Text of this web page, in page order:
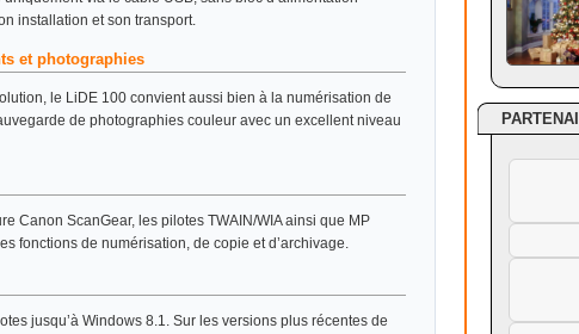
installation et son transport.
et photographies
le LiDE 100 convient aussi bien à la numérisation de
de photographies couleur avec un excellent niveau
Canon ScanGear, les pilotes TWAIN/WIA ainsi que MP
fonctions de numérisation, de copie et d’archivage.
jusqu’à Windows 8.1. Sur les versions plus récentes de